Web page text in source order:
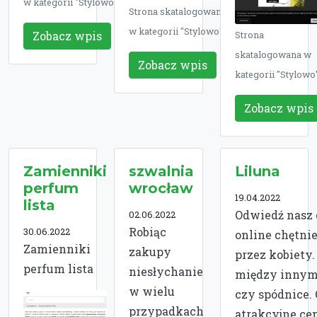
Zobacz wpis
Strona skatalogowana
w kategorii "Stylowo"
Zobacz wpis
Strona
skatalogowana w
kategorii
Zobacz wpis
Zamienniki
perfum
lista
30.06.2022
Zamienniki
perfum lista
szwalnia
wrocław
02.06.2022
Robiąc
zakupy
niesłychanie
w wielu
przypadkach
Liluna
19.04.2022
Odwiedź
online
przez
między
czy spódnice.
atrakcyjne